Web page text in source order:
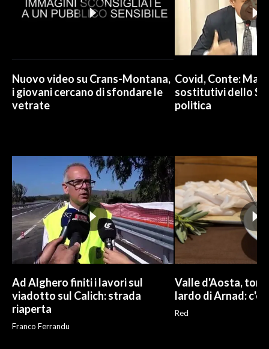
SPIAGGE
Nuovo video su Crans-Montana,
i giovani cercano di sfondare le
vetrate
Covid, Conte: Mai
sostitutivi dello
politica
Ad Alghero finiti i lavori sul
viadotto sul Calich: strada
riaperta
Franco Ferrandu
Valle d'Aosta,
lardo di Arnad: c'è
Red